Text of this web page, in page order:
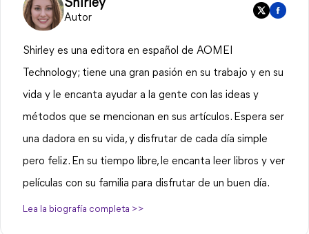
Shirley
Autor
Shirley es una editora en español de AOMEI
Technology; tiene una gran pasión en su trabajo y en su
vida y le encanta ayudar a la gente con las ideas y
métodos que se mencionan en sus artículos. Espera ser
una dadora en su vida, y disfrutar de cada día simple
pero feliz. En su tiempo libre, le encanta leer libros y ver
películas con su familia para disfrutar de un buen día.
Lea la biografía completa >>